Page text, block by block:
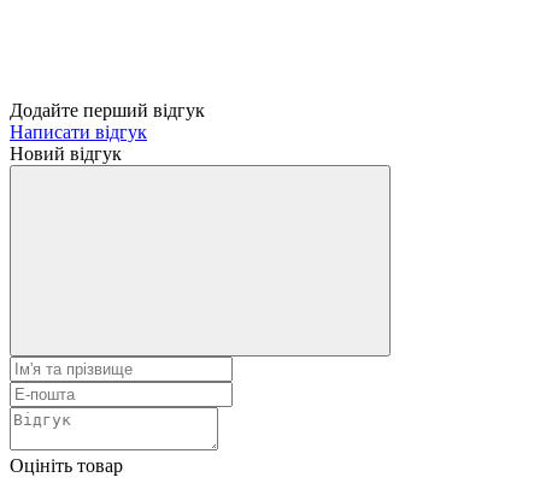
Додайте перший відгук
Написати відгук
Новий відгук
Оцініть товар